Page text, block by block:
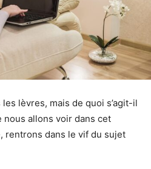
lèvres, mais de quoi s’agit-il
nous allons voir dans cet
rentrons dans le vif du sujet